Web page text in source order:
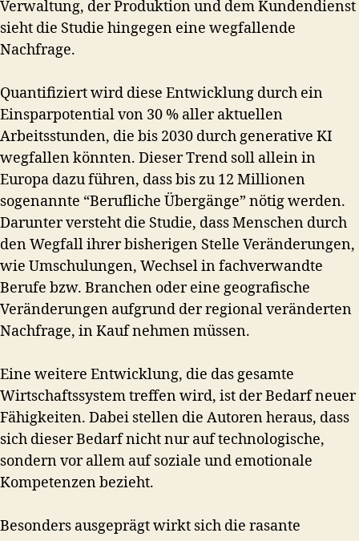
Verwaltung, der Produktion und dem Kundendienst
sieht die Studie hingegen eine wegfallende
Nachfrage.
Quantifiziert wird diese Entwicklung durch ein
Einsparpotential von 30 % aller aktuellen
Arbeitsstunden, die bis 2030 durch generative KI
wegfallen könnten. Dieser Trend soll allein in
Europa dazu führen, dass bis zu 12 Millionen
sogenannte “Berufliche Übergänge” nötig werden.
Darunter versteht die Studie, dass Menschen durch
den Wegfall ihrer bisherigen Stelle Veränderungen,
wie Umschulungen, Wechsel in fachverwandte
Berufe bzw. Branchen oder eine geografische
Veränderungen aufgrund der regional veränderten
Nachfrage, in Kauf nehmen müssen.
Eine weitere Entwicklung, die das gesamte
Wirtschaftssystem treffen wird, ist der Bedarf neuer
Fähigkeiten. Dabei stellen die Autoren heraus, dass
sich dieser Bedarf nicht nur auf technologische,
sondern vor allem auf soziale und emotionale
Kompetenzen bezieht.
Besonders ausgeprägt wirkt sich die rasante